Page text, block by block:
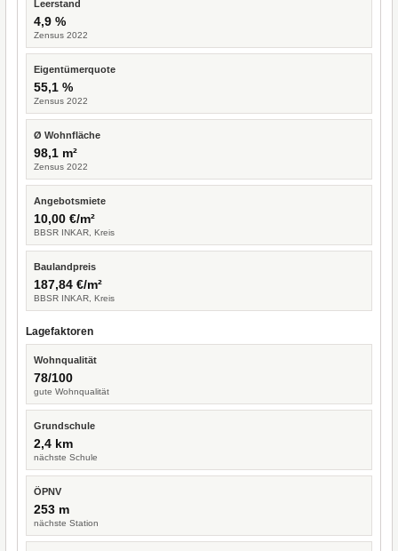
Leerstand
4,9 %
Zensus 2022
Eigentümerquote
55,1 %
Zensus 2022
Ø Wohnfläche
98,1 m²
Zensus 2022
Angebotsmiete
10,00 €/m²
BBSR INKAR, Kreis
Baulandpreis
187,84 €/m²
BBSR INKAR, Kreis
Lagefaktoren
Wohnqualität
78/100
gute Wohnqualität
Grundschule
2,4 km
nächste Schule
ÖPNV
253 m
nächste Station